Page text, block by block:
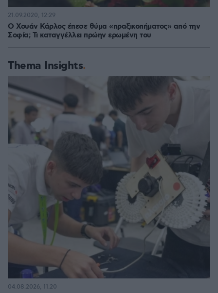
O Χουάν Κάρλος έπεσε θύμα «πραξικοπήματος» από την
Σοφία; Τι καταγγέλλει πρώην ερωμένη του
21.09.2020, 12:29
Thema Insights
04.08.2026, 11:20